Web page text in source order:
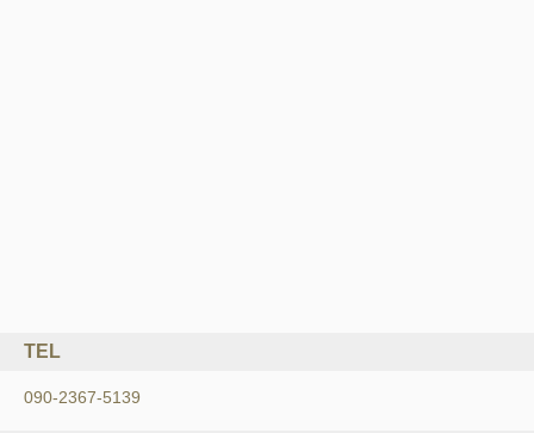
TEL
090-2367-5139